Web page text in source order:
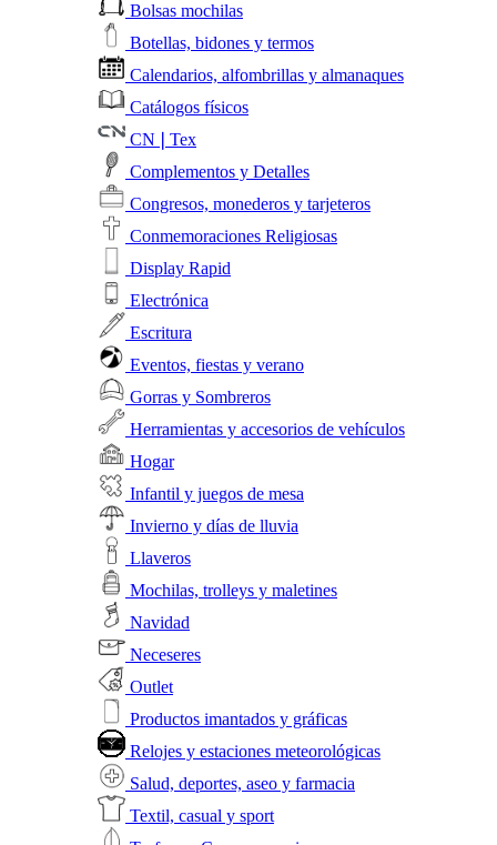
Bolsas mochilas
Botellas, bidones y termos
Calendarios, alfombrillas y almanaques
Catálogos físicos
CN❘Tex
Complementos y Detalles
Congresos, monederos y tarjeteros
Conmemoraciones Religiosas
Display Rapid
Electrónica
Escritura
Eventos, fiestas y verano
Gorras y Sombreros
Herramientas y accesorios de vehículos
Hogar
Infantil y juegos de mesa
Invierno y días de lluvia
Llaveros
Mochilas, trolleys y maletines
Navidad
Neceseres
Outlet
Productos imantados y gráficas
Relojes y estaciones meteorológicas
Salud, deportes, aseo y farmacia
Textil, casual y sport